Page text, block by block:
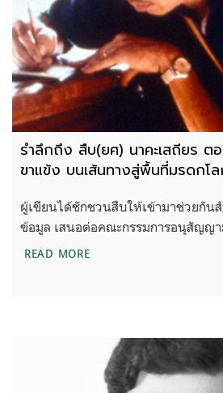
รำลึกถึง สืบ(ยศ) นาคะเสถียร
ขาแข้ง บนเส้นทางสู่พื้นที่มรดกโ
ผู้เขียนได้ชักชวนสืบให้เข้ามาช่วยกัน
ข้อมูล เสนอต่อคณะกรรมการอนุสัญญ
READ MOREรำลึกถึง สืบ(ยศ) นาคะเ